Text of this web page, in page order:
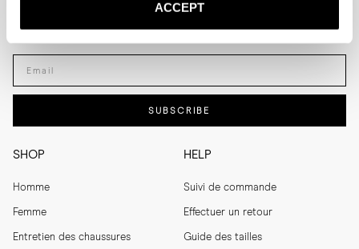
ACCEPT
SHOP
Homme
Femme
Entretien des chaussures
HELP
Suivi de commande
Effectuer un retour
Guide des tailles
Both
SUBSCRIBE